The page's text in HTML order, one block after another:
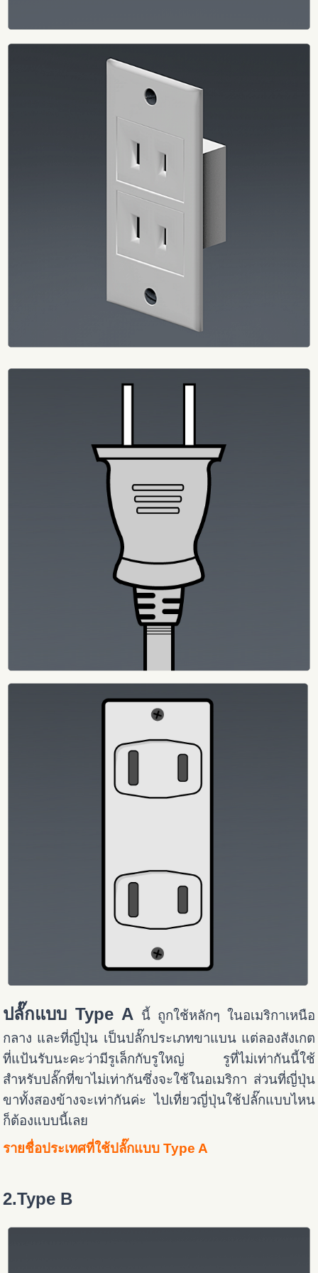
ปลั๊กแบบ Type A นี้ ถูกใช้หลักๆ ในอเมริกาเหนือ
กลาง และที่ญี่ปุ่น เป็นปลั๊กประเภทขาแบน แต่ลองสังเกต
ที่แป้นรับนะคะว่ามีรูเล็กกับรูใหญ่ รูที่ไม่เท่ากันนี้ใช้
สำหรับปลั๊กที่ขาไม่เท่ากันซึ่งจะใช้ในอเมริกา ส่วนที่ญี่ปุ่น
ขาทั้งสองข้างจะเท่ากันค่ะ ไปเที่ยวญี่ปุ่นใช้ปลั๊กแบบไหน
ก็ต้องแบบนี้เลย
รายชื่อประเทศที่ใช้ปลั๊กแบบ Type A
2.Type B